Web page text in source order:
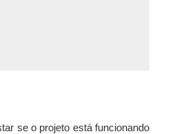
se o projeto está funcionando